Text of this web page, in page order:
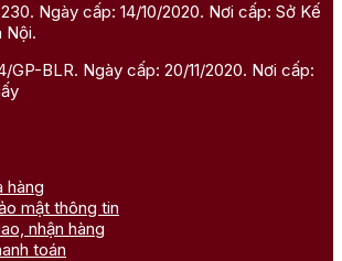
Ngày cấp: 14/10/2020. Nơi cấp: Sở Kế
Nội.
GP-BLR. Ngày cấp: 20/11/2020. Nơi cấp:
hàng
mật thông tin
nhận hàng
toán